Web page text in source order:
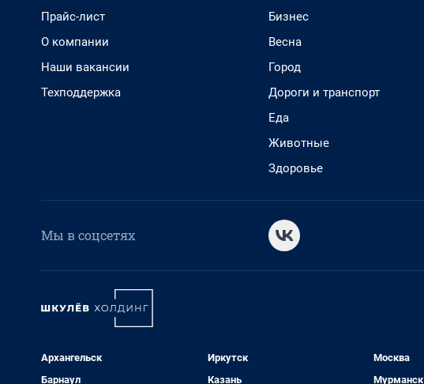
Прайс-лист
О компании
Наши вакансии
Техподдержка
Бизнес
Весна
Город
Дороги и транспорт
Еда
Животные
Здоровье
Мы в соцсетях
Архангельск
Барнаул
Иркутск
Казань
Москва
Мурманск